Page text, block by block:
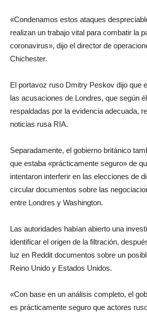
«Condenamos estos ataques
realizan un trabajo vital para combatir la
coronavirus», dijo el director de
Chichester.
El portavoz ruso Dmitry Peskov dijo que
las acusaciones de Londres, que según
respaldadas por la evidencia adecuada,
noticias rusa RIA.
Separadamente, el gobierno británico
que estaba «prácticamente seguro» de
intentaron interferir en las elecciones de
circular documentos sobre las
entre Londres y Washington.
Las autoridades habían abierto una
identificar el origen de la filtración,
luz en Reddit documentos sobre un
Reino Unido y Estados Unidos.
«Con base en un análisis completo, el
es prácticamente seguro que actores